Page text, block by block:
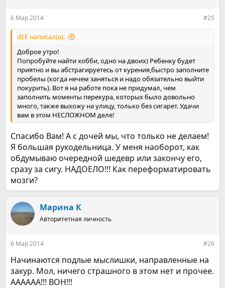
6 Мар 2014 #25
dEE написал(а):
Доброе утро!
Попробуйте найти хобби, одно на двоих) Ребенку будет
приятно и вы абстрагируетесь от курения,быстро заполните
пробелы (когда нечем заняться и надо обязательно выйти
покурить). Вот я на работе пока не придумал, чем
заполнить моменты перекура, которых было довольно
много, также выхожу на улицу, только без сигарет. Удачи
вам в этом НЕСЛОЖНОМ деле!
Спасибо Вам! А с дочей мы, что только не делаем!
Я большая рукодельница. У меня наоборот, как
обдумываю очередной шедевр или закончу его,
сразу за сигу. НАДОЕЛО!!! Как переформатировать
мозги?
Марина К
Авторитетная личность
6 Мар 2014 #26
Начинаются подлые мыслишки, направленные на
закур. Мол, ничего страшного в этом нет и прочее.
АААААА!!! ВОН!!!